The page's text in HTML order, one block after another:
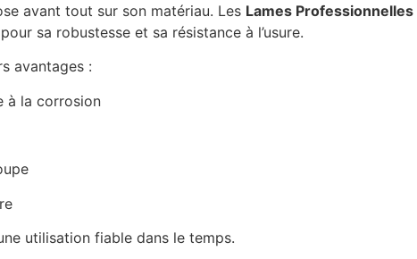
avant tout sur son matériau. Les Lames
sa robustesse et sa résistance à l’usure.
avantages :
à la corrosion
utilisation fiable dans le temps.